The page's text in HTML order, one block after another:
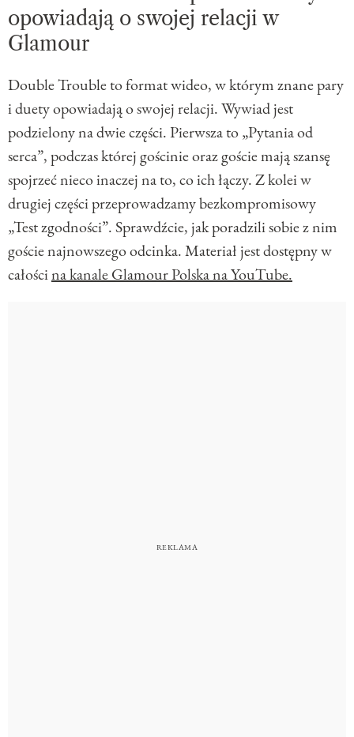
opowiadają o swojej relacji w
Glamour
Double Trouble to format wideo, w którym znane pary
i duety opowiadają o swojej relacji. Wywiad jest
podzielony na dwie części. Pierwsza to „Pytania od
serca”, podczas której gościnie oraz goście mają szansę
spojrzeć nieco inaczej na to, co ich łączy. Z kolei w
drugiej części przeprowadzamy bezkompromisowy
„Test zgodności”. Sprawdźcie, jak poradzili sobie z nim
goście najnowszego odcinka. Materiał jest dostępny w
całościna kanale Glamour Polska na YouTube.